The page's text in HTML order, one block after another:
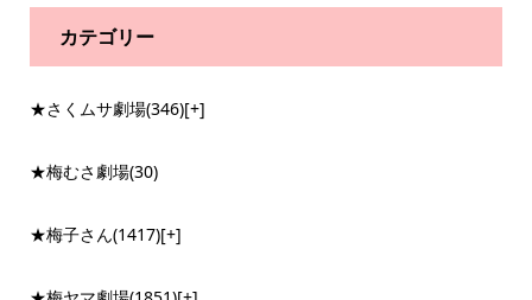
カテゴリー
★さくムサ劇場(346)[+]
★梅むさ劇場(30)
★梅子さん(1417)[+]